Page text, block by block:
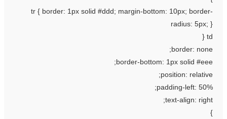
tr { border: 1px solid #ddd; margin-bottom: 10px;
radius: 5px;
border:
border-bottom: 1px solid
position:
padding-left:
text-align: